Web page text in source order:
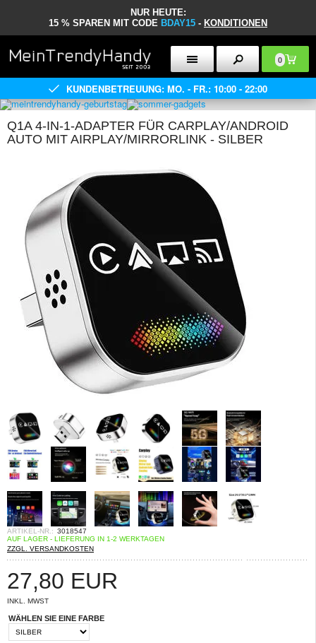
NUR HEUTE:
15 % SPAREN MIT CODE BDAY15 - KONDITIONEN
0
KUNDENBETREUUNG: MO. - FR.: 10:00 - 22:00
Q1A 4-IN-1-ADAPTER FÜR CARPLAY/ANDROID
AUTO MIT AIRPLAY/MIRRORLINK - SILBER
ARTIKEL-NR.: 3018547
AUF LAGER - LIEFERUNG IN 1-2 WERKTAGEN
ZZGL. VERSANDKOSTEN
27,80 EUR
INKL. MWST
WÄHLEN SIE EINE FARBE